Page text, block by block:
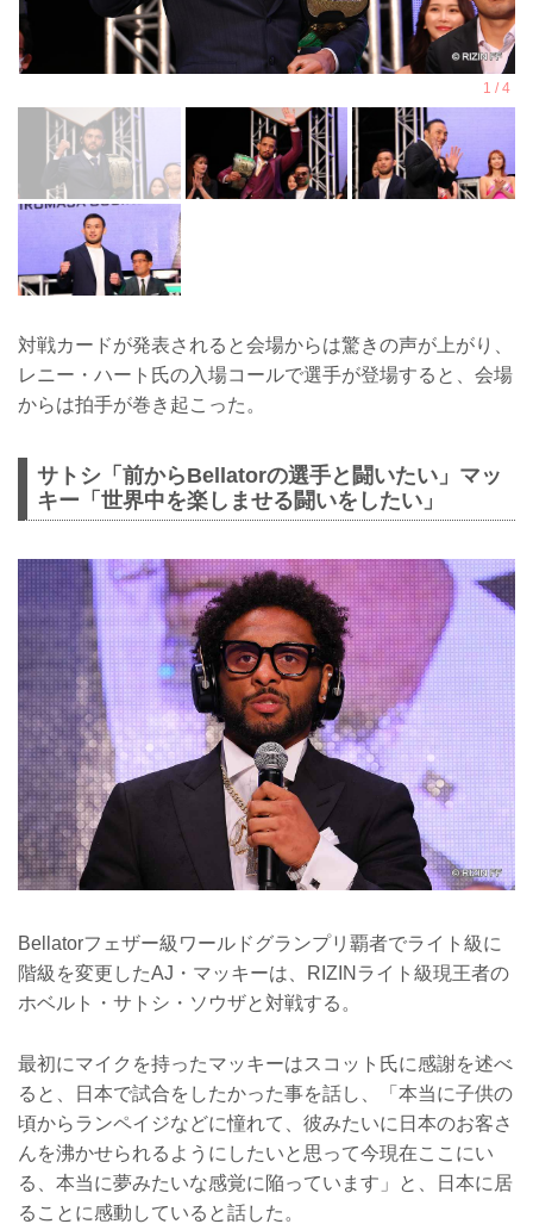
対戦カードが発表されると会場からは驚きの声が上がり、
レニー・ハート氏の入場コールで選手が登場すると、会場
からは拍手が巻き起こった。
サトシ「前からBellatorの選手と闘いたい」マッ
キー「世界中を楽しませる闘いをしたい」
Bellatorフェザー級ワールドグランプリ覇者でライト級に
階級を変更したAJ・マッキーは、RIZINライト級現王者の
ホベルト・サトシ・ソウザと対戦する。
最初にマイクを持ったマッキーはスコット氏に感謝を述べ
ると、日本で試合をしたかった事を話し、「本当に子供の
頃からランペイジなどに憧れて、彼みたいに日本のお客さ
んを沸かせられるようにしたいと思って今現在ここにい
る、本当に夢みたいな感覚に陥っています」と、日本に居
ることに感動していると話した。